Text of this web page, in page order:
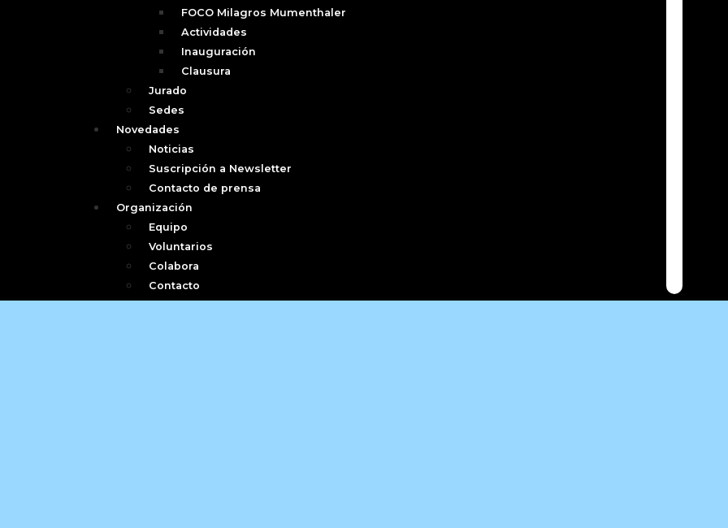
FOCO Milagros Mumenthaler
Actividades
Inauguración
Clausura
Jurado
Sedes
Novedades
Noticias
Suscripción a Newsletter
Contacto de prensa
Organización
Equipo
Voluntarios
Colabora
Contacto